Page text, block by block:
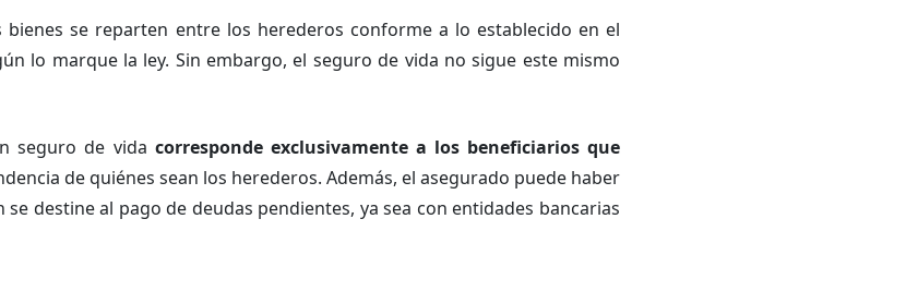
bienes se reparten entre los herederos conforme a lo establecido en el
lo marque la ley. Sin embargo, el seguro de vida no sigue este mismo
seguro de vida corresponde exclusivamente a los beneficiarios que
de quiénes sean los herederos. Además, el asegurado puede haber
destine al pago de deudas pendientes, ya sea con entidades bancarias